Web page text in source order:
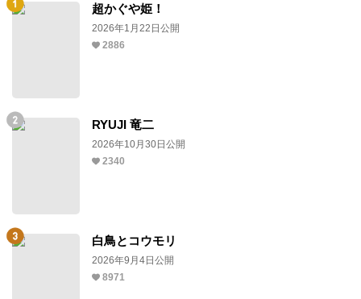
超かぐや姫！
2026年1月22日公開
2886
RYUJI 竜二
2026年10月30日公開
2340
白鳥とコウモリ
2026年9月4日公開
8971